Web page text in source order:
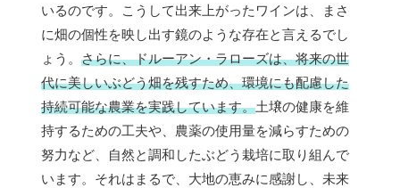
いるのです。こうして出来上がったワインは、まさ
に畑の個性を映し出す鏡のような存在と言えるでし
ょう。 さらに、ドルーアン・ラローズは、将来の世
代に美しいぶどう畑を残すため、環境にも配慮した
持続可能な農業を実践しています。土壌の健康を維
持するための工夫や、農薬の使用量を減らすための
努力など、自然と調和したぶどう栽培に取り組んで
います。それはまるで、大地の恵みに感謝し、未来